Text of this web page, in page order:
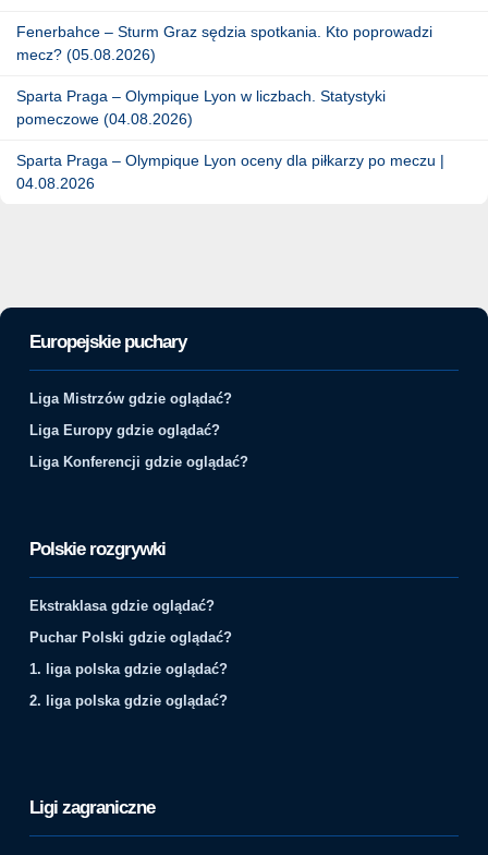
Fenerbahce – Sturm Graz sędzia spotkania. Kto poprowadzi
mecz? (05.08.2026)
Sparta Praga – Olympique Lyon w liczbach. Statystyki
pomeczowe (04.08.2026)
Sparta Praga – Olympique Lyon oceny dla piłkarzy po meczu |
04.08.2026
Europejskie puchary
Liga Mistrzów gdzie oglądać?
Liga Europy gdzie oglądać?
Liga Konferencji gdzie oglądać?
Polskie rozgrywki
Ekstraklasa gdzie oglądać?
Puchar Polski gdzie oglądać?
1. liga polska gdzie oglądać?
2. liga polska gdzie oglądać?
Ligi zagraniczne